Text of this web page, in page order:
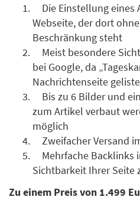
Die Einstellung eines
Webseite, der dort
Beschränkung steht
Meist besondere
bei Google, da
Nachrichtenseite
Bis zu 6 Bilder und
zum Artikel verbaut
möglich
Zweifacher Versand
Mehrfache Backlinks
Sichtbarkeit Ihrer Seite
Zu einem Preis von 1.499